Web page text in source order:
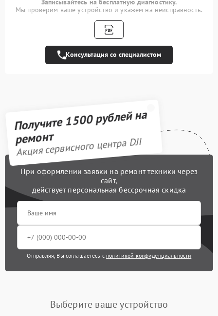
Замена корпуса 1600 рублей
Замена аккумулятора 1600 рублей
Замена лопасти 1400 рублей
Ремонт камеры
Замена подвеса 1700 рублей
Записывайтесь на бесплатную диагностику.
Мы проверим ваше устройство и укажем на неисправность.
Консультация со специалистом
Получите 1500 рублей на
ремонт
Акция сервисного центра DJI
При оформлении заявки на ремонт техники через
сайт,
действует персональная бессрочная скидка
Отправляя, Вы соглашаетесь с политикой конфиденциальности
Выберите ваше устройство